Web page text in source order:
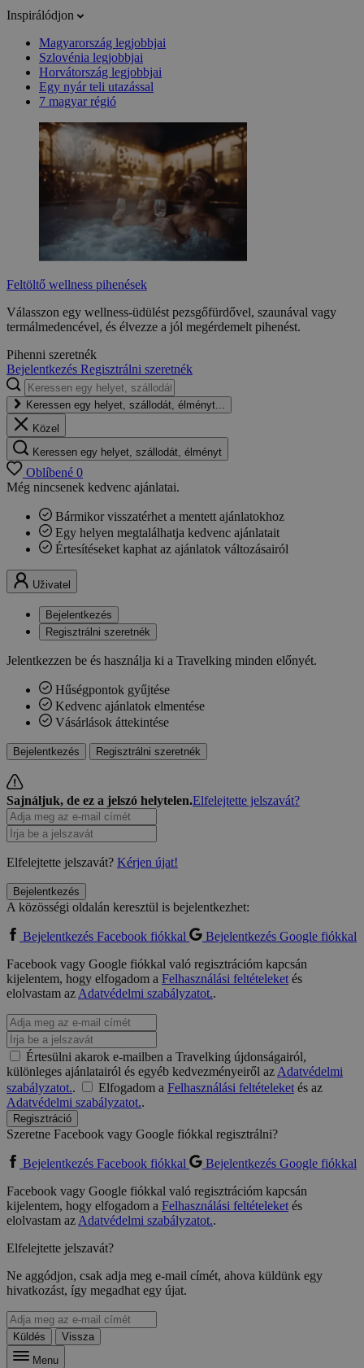
Inspirálódjon
Magyarország legjobbjai
Szlovénia legjobbjai
Horvátország legjobbjai
Egy nyár teli utazással
7 magyar régió
Feltöltő wellness pihenések
Válasszon egy wellness-üdülést pezsgőfürdővel, szaunával vagy
termálmedencével, és élvezze a jól megérdemelt pihenést.
Pihenni szeretnék
Bejelentkezés Regisztrálni szeretnék
Keressen egy helyet, szállodát, élményt...
Közel
Keressen egy helyet, szállodát, élményt
Oblíbené 0
Még nincsenek kedvenc ajánlatai.
Bármikor visszatérhet a mentett ajánlatokhoz
Egy helyen megtalálhatja kedvenc ajánlatait
Értesítéseket kaphat az ajánlatok változásairól
Uživatel
Bejelentkezés
Regisztrálni szeretnék
Jelentkezzen be és használja ki a Travelking minden előnyét.
Hűségpontok gyűjtése
Kedvenc ajánlatok elmentése
Vásárlások áttekintése
Bejelentkezés Regisztrálni szeretnék
Sajnáljuk, de ez a jelszó helytelen.Elfelejtette jelszavát?
Elfelejtette jelszavát? Kérjen újat!
Bejelentkezés
A közösségi oldalán keresztül is bejelentkezhet:
Bejelentkezés Facebook fiókkal
Bejelentkezés Google fiókkal
Facebook vagy Google fiókkal való regisztrációm kapcsán
kijelentem, hogy elfogadom a Felhasználási feltételeketés
elolvastam azAdatvédelmi szabályzatot..
Értesülni akarok e-mailben a Travelking újdonságairól,
különleges ajánlatairól és egyéb kedvezményeiről azAdatvédelmi
szabályzatot.. Elfogadom a Felhasználási feltételeketés az
Adatvédelmi szabályzatot..
Regisztráció
Szeretne Facebook vagy Google fiókkal regisztrálni?
Bejelentkezés Facebook fiókkal
Bejelentkezés Google fiókkal
Facebook vagy Google fiókkal való regisztrációm kapcsán
kijelentem, hogy elfogadom a Felhasználási feltételeketés
elolvastam azAdatvédelmi szabályzatot..
Elfelejtette jelszavát?
Ne aggódjon, csak adja meg e-mail címét, ahova küldünk egy
hivatkozást, így megadhat egy újat.
Küldés
Vissza
Menu